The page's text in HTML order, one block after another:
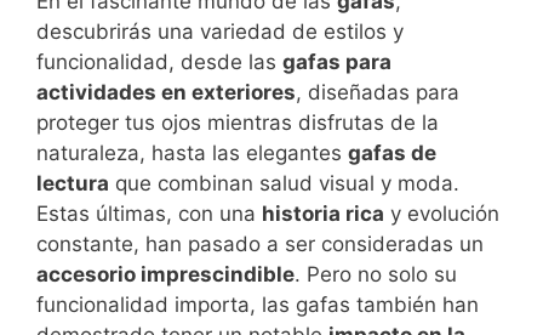
descubrirás una variedad de estilos y
funcionalidad, desde las gafas para
actividades en exteriores, diseñadas para
proteger tus ojos mientras disfrutas de la
naturaleza, hasta las elegantes gafas de
lectura que combinan salud visual y moda.
Estas últimas, con una historia rica y evolución
constante, han pasado a ser consideradas un
accesorio imprescindible. Pero no solo su
funcionalidad importa, las gafas también han